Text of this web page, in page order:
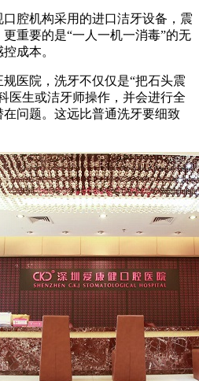
腔机构采用的进口洁牙设备，震
重要的是“一人一机一消毒”的无
成本。
院，洗牙不仅仅是“把石头震
医生或洁牙师操作，并会进行全
问题。这远比普通洗牙要细致